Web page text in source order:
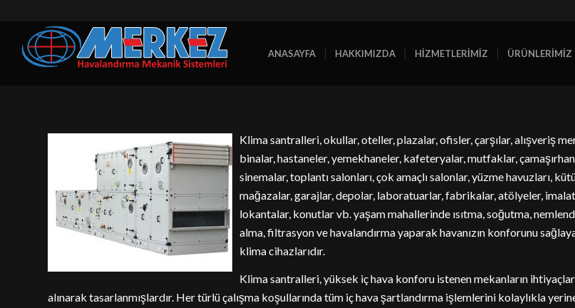
ANASAYFA HAKKIMIZDA HİZMETLERİMİZ ÜRÜNLERİMİZ
Klima santralleri, okullar, oteller, plazalar, ofisler, çarşılar, alışveriş
binalar, hastaneler, yemekhaneler, kafeteryalar, mutfaklar,
sinemalar, toplantı salonları, çok amaçlı salonlar, yüzme havuzları,
mağazalar, garajlar, depolar, laboratuarlar, fabrikalar, atölyeler,
lokantalar, konutlar vb. yaşam mahallerinde ısıtma, soğutma,
alma, filtrasyon ve havalandırma yaparak havanızın konforunu
klima cihazlarıdır.
Klima santralleri, yüksek iç hava konforu istenen mekanların
alınarak tasarlanmışlardır. Her türlü çalışma koşullarında tüm iç hava şartlandırma işlemlerini kolaylıkla